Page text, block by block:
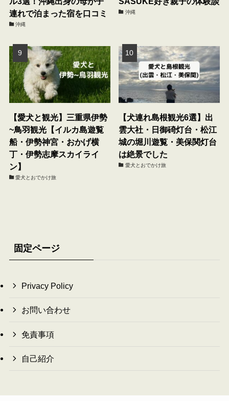
連れで泊まった宿を口コミ
沖縄
沖縄
【愛犬と観光】三重県伊勢
~鳥羽観光【イルカ島遊覧
船・伊勢神宮・おかげ横
丁・伊勢志摩スカイライ
ン】
愛犬とおでかけ旅
【犬連れ島根観光6選】出
雲大社・日御碕灯台・松江
城の堀川遊覧・美保関灯台
は絶景でした
愛犬とおでかけ旅
固定ページ
Privacy Policy
お問い合わせ
免責事項
自己紹介